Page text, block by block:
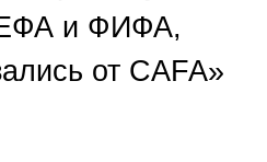
и ФИФА,
от CAFA»